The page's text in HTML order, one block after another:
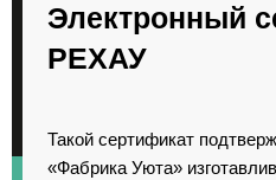
Электронный
РЕХАУ
Такой сертификат
«Фабрика Уюта»